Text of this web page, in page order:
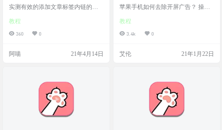
链接tag
实测有效的添加文章标签内链的方
教程
360 0
阿喵 21年4月14日
告？
苹果手机如何去除开屏广告？ 操作
时间」并打开 3.找到「内容和隐私
访问限制」并打开 4.下滑找到「广
就已经去除了。 操作截图
教程
3.4k 0
艾伦 21年1月22日